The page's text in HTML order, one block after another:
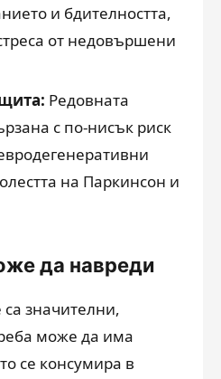
и бдителността,
от недовършени
Редовната
с по-нисък риск
на Паркинсон и
да навреди
значителни,
може да има
се консумира в